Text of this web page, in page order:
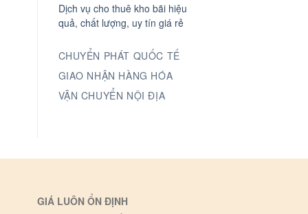
Dịch vụ cho thuê kho bãi hiệu
quả, chất lượng, uy tín giá rẻ
CHUYỂN PHÁT QUỐC TẾ
GIAO NHẬN HÀNG HÓA
VẬN CHUYỂN NỘI ĐỊA
GIÁ LUÔN ỔN ĐỊNH